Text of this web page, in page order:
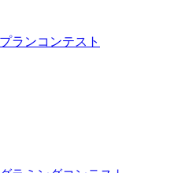
ランコンテスト